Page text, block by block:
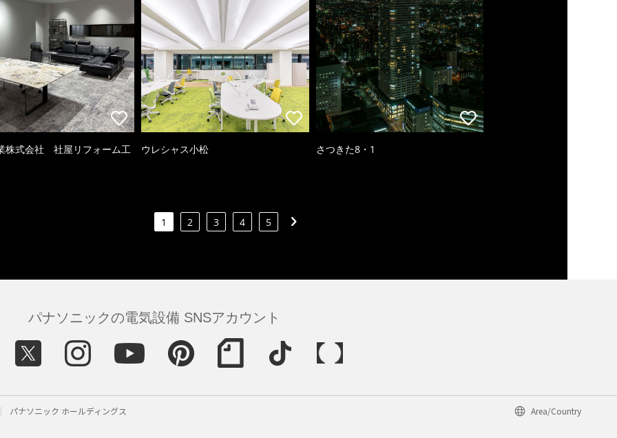
株式会社 社屋リフォーム工 ウレシャス小松 さつきた8・1
1 2 3 4 5
パナソニックの電気設備 SNSアカウント
パナソニック ホールディングス Area/Country